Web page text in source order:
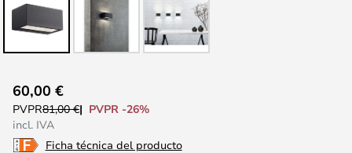
comienzo
de
60,00 €
PVPR81,00 €
PVPR -26%
incl. IVA
Ficha técnica del producto